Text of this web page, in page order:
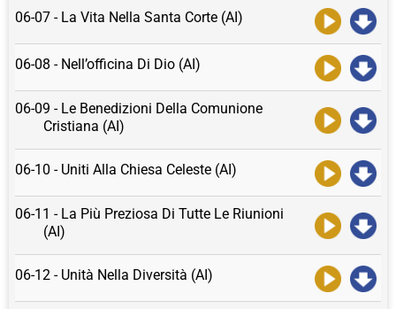
06-07 - La Vita Nella Santa Corte (AI)
06-08 - Nell’officina Di Dio (AI)
06-09 - Le Benedizioni Della Comunione
Cristiana (AI)
06-10 - Uniti Alla Chiesa Celeste (AI)
06-11 - La Più Preziosa Di Tutte Le Riunioni
(AI)
06-12 - Unità Nella Diversità (AI)